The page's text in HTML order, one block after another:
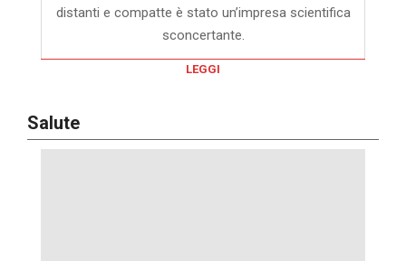
distanti e compatte è stato un’impresa scientifica
sconcertante.
LEGGI
Salute